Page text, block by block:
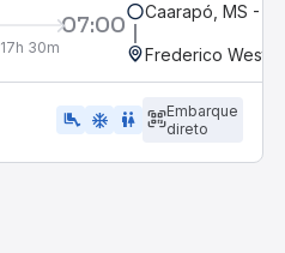
07:00
17h 30m
Caarapó, MS -
Frederico
airline_seat_legroom_extra ac_unit WC
Embarque
direto